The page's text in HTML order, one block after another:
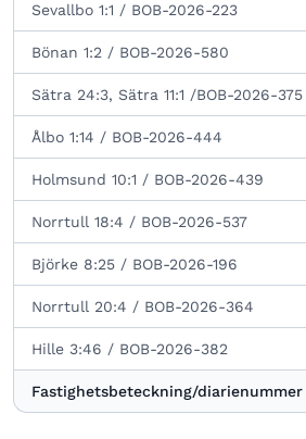
Sevallbo 1:1 / BOB-2026-223
Bönan 1:2 / BOB-2026-580
Sätra 24:3, Sätra 11:1 /BOB-2026-375
Ålbo 1:14 / BOB-2026-444
Holmsund 10:1 / BOB-2026-439
Norrtull 18:4 / BOB-2026-537
Björke 8:25 / BOB-2026-196
Norrtull 20:4 / BOB-2026-364
Hille 3:46 / BOB-2026-382
Fastighetsbeteckning/diarienummer